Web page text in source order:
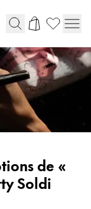
de «
Soldi